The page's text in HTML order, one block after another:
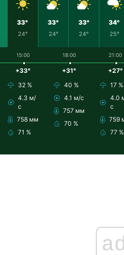
33°
24°
33°
24°
33°
24°
34°
25°
15:00
+33°
32 %
4.3 м/
с
758 мм
71 %
18:00
+31°
40 %
4.1 м/с
757 мм
70 %
21:00
+27°
17 %
4.0
с
759
77 %